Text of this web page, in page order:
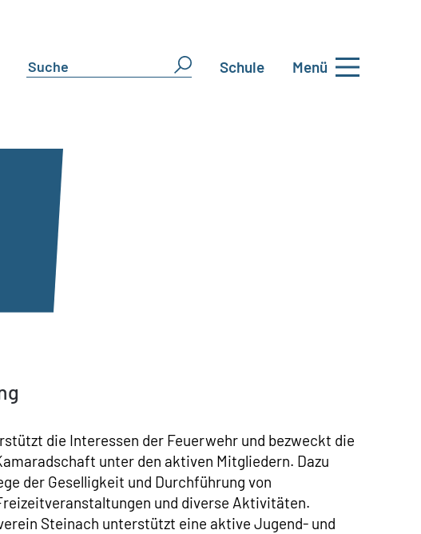
Schule Menü
die Interessen der Feuerwehr und bezweckt die
unter den aktiven Mitgliedern. Dazu
der Geselligkeit und Durchführung von
und diverse Aktivitäten.
Steinach unterstützt eine aktive Jugend- und